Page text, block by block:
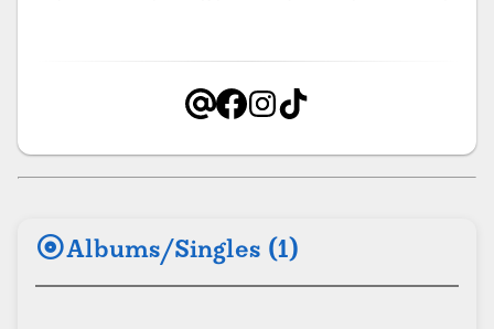
albumAlbums/Singles (1)